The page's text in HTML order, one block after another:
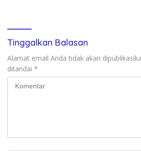
Tinggalkan Balasan
Alamat email Anda tidak akan
ditandai *